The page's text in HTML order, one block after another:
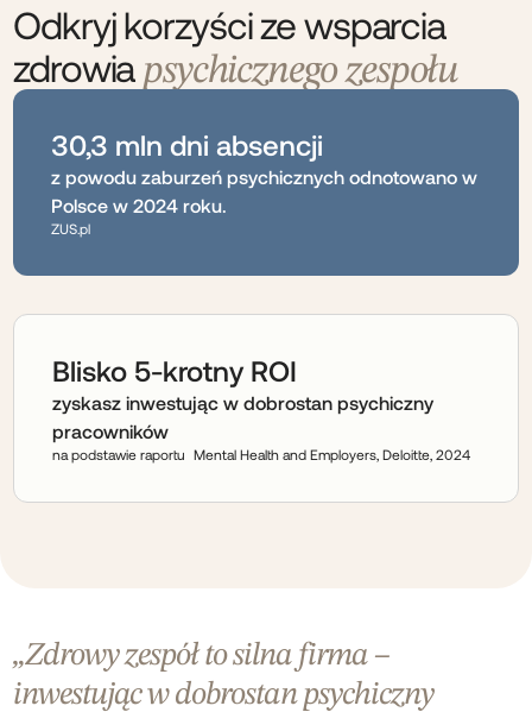
Odkryj korzyści ze wsparcia
zdrowia psychicznego zespołu
30,3 mln dni absencji
z powodu zaburzeń psychicznych odnotowano w
Polsce w 2024 roku.
ZUS.pl
Blisko 5-krotny ROI
zyskasz inwestując w dobrostan psychiczny
pracowników
na podstawie raportu Mental Health and Employers, Deloitte, 2024
„Zdrowy zespół to silna firma –
inwestując w dobrostan psychiczny